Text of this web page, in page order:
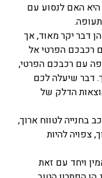
האם לנסוע עם
דבר יקר מאוד, אך
רכבכם הפרטי אל
עם רכבכם הפרטי,
דבר שיעלה לכם
הדלק של
לטווח ארוך,
צפויה להיות
ויחד עם זאת